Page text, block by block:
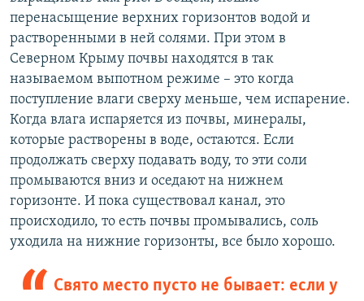
перенасыщение верхних горизонтов водой и
растворенными в ней солями. При этом в
Северном Крыму почвы находятся в так
называемом выпотном режиме – это когда
поступление влаги сверху меньше, чем испарение.
Когда влага испаряется из почвы, минералы,
которые растворены в воде, остаются. Если
продолжать сверху подавать воду, то эти соли
промываются вниз и оседают на нижнем
горизонте. И пока существовал канал, это
происходило, то есть почвы промывались, соль
уходила на нижние горизонты, все было хорошо.
Свято место пусто не бывает: если у